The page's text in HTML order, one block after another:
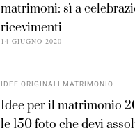
matrimoni: sì a
ricevimenti
14 GIUGNO 2020
IDEE ORIGINALI MATRIMONIO
Idee per il matrimonio
le 150 foto che devi